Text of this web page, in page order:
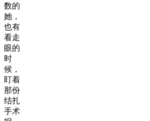
数的
她，
也有
看走
眼的
时
候，
盯着
那份
结扎
手术